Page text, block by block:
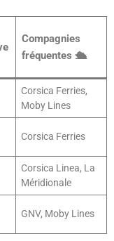
Compagnies
fréquentes 🛳️
Corsica Ferries,
Moby Lines
Corsica Ferries
Corsica Linea, La
Méridionale
GNV, Moby Lines